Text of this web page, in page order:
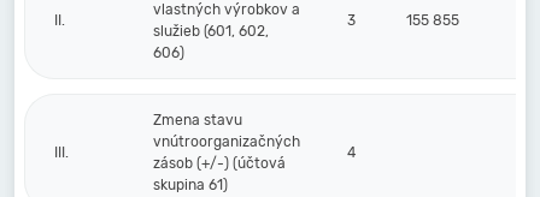
II.
vlastných výrobkov a
služieb (601, 602,
606)
3 155 855
III.
Zmena stavu
vnútroorganizačných
zásob (+/-) (účtová
skupina 61)
4